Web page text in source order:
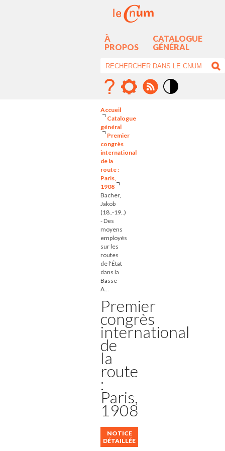
À
PROPOS
CATALOGUE
GÉNÉRAL
Accueil
Catalogue
général
Premier
congrès
international
de la
route :
Paris,
1908
Bacher,
Jakob
(18..-19..)
- Des
moyens
employés
sur les
routes
de l'État
dans la
Basse-
A...
Premier
congrès
international
de
la
route
:
Paris,
1908
NOTICE
DÉTAILLÉE